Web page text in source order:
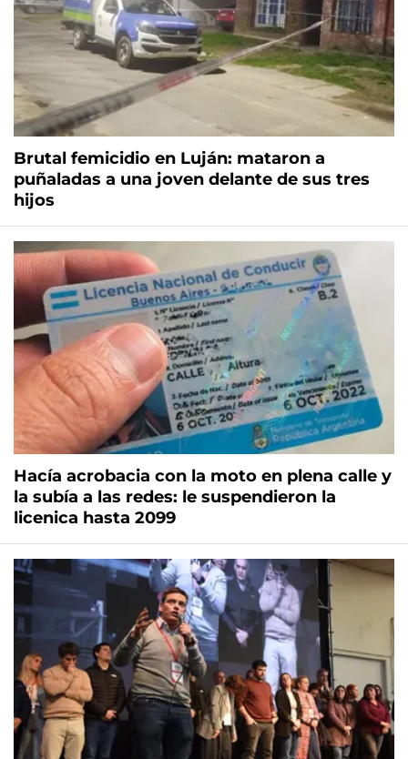
Brutal femicidio en Luján: mataron a
puñaladas a una joven delante de sus tres
hijos
Hacía acrobacia con la moto en plena calle y
la subía a las redes: le suspendieron la
licenica hasta 2099